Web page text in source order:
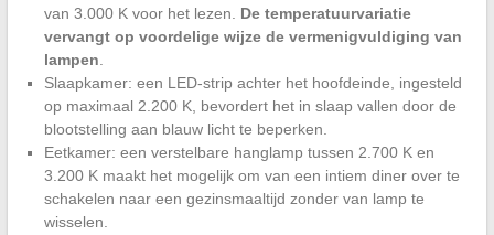
van 3.000 K voor het lezen. De temperatuurvariatie
vervangt op voordelige wijze de vermenigvuldiging van
lampen
Slaapkamer: een LED-strip achter het hoofdeinde, ingesteld
op maximaal 2.200 K, bevordert het in slaap vallen door de
blootstelling aan blauw licht te beperken.
Eetkamer: een verstelbare hanglamp tussen 2.700 K en
3.200 K maakt het mogelijk om van een intiem diner over te
schakelen naar een gezinsmaaltijd zonder van lamp te
wisselen.